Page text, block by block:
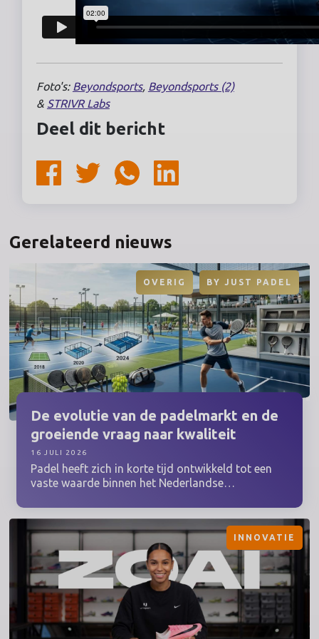
Foto's: Beyondsports, Beyondsports (2)
& STRIVR Labs
Deel dit bericht
Gerelateerd nieuws
De evolutie van de padelmarkt en de
groeiende vraag naar kwaliteit
Padel heeft zich in korte tijd ontwikkeld tot een
vaste waarde binnen het Nederlandse
vooral de grote steden een handjevol banen
hadden, is padel inmiddels overal te vinden.
Nieuwe clubs openen hun deuren, bestaande
sportlocaties bouwen squashbanen om en de
agenda's van padelbanen zitten weken van
tevoren vol. Die snelle groei heeft niet alleen geleid
tot meer spelers, maar ook tot een ander type
sporter. Wie begint met padel, blijft vaak hangen.
En wie vaker op de baan staat, gaat vanzelf
OVERIG BY JUST PADEL
16 JULI 2026
INNOVATIE